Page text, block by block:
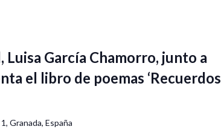
Luisa García Chamorro, junto a
el libro de poemas ‘Recuerdos
Granada, España